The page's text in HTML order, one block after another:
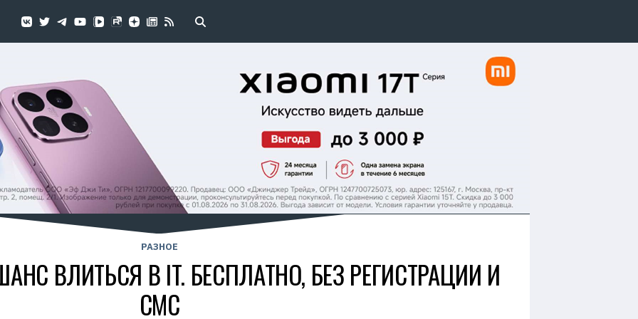
РАЗНОЕ
ВЛИТЬСЯ В IT. БЕСПЛАТНО, БЕЗ РЕГИСТРАЦИИ И
СМС